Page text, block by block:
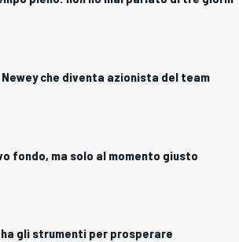
che diventa azionista del team
fondo, ma solo al momento giusto
ha gli strumenti per prosperare